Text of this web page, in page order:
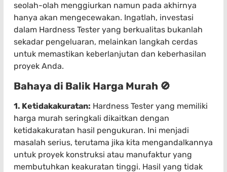
seolah-olah menggiurkan namun pada akhirnya
hanya akan mengecewakan. Ingatlah, investasi
dalam Hardness Tester yang berkualitas bukanlah
sekadar pengeluaran, melainkan langkah cerdas
untuk memastikan keberlanjutan dan keberhasilan
proyek Anda.
Bahaya di Balik Harga Murah 🚫
1. Ketidakakuratan: Hardness Tester yang memiliki
harga murah seringkali dikaitkan dengan
ketidakakuratan hasil pengukuran. Ini menjadi
masalah serius, terutama jika kita mengandalkannya
untuk proyek konstruksi atau manufaktur yang
membutuhkan keakuratan tinggi. Hasil yang tidak